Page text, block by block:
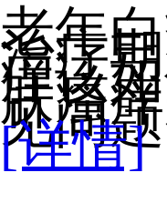
老年
治疗
痒该
肤瘙
见问
[详情]